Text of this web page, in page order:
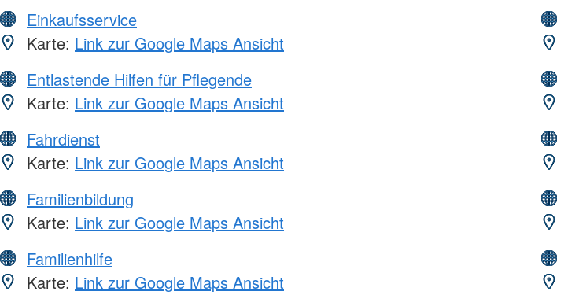
Einkaufsservice
Karte: Link zur Google Maps Ansicht
Entlastende Hilfen für Pflegende
Karte: Link zur Google Maps Ansicht
Fahrdienst
Karte: Link zur Google Maps Ansicht
Familienbildung
Karte: Link zur Google Maps Ansicht
Familienhilfe
Karte: Link zur Google Maps Ansicht